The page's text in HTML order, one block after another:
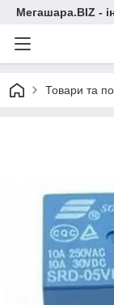
Мегашара.BIZ -
Товари та